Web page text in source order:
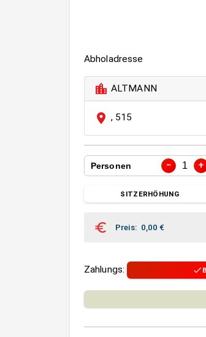
Abholadresse
ALTMANN
, 515
Personen − 1 +
SITZERHÖHUNG
Preis: 0,00 €
Zahlungs: